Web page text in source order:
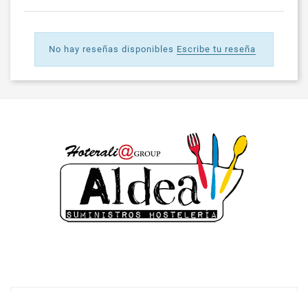
No hay reseñas disponibles Escribe tu reseña